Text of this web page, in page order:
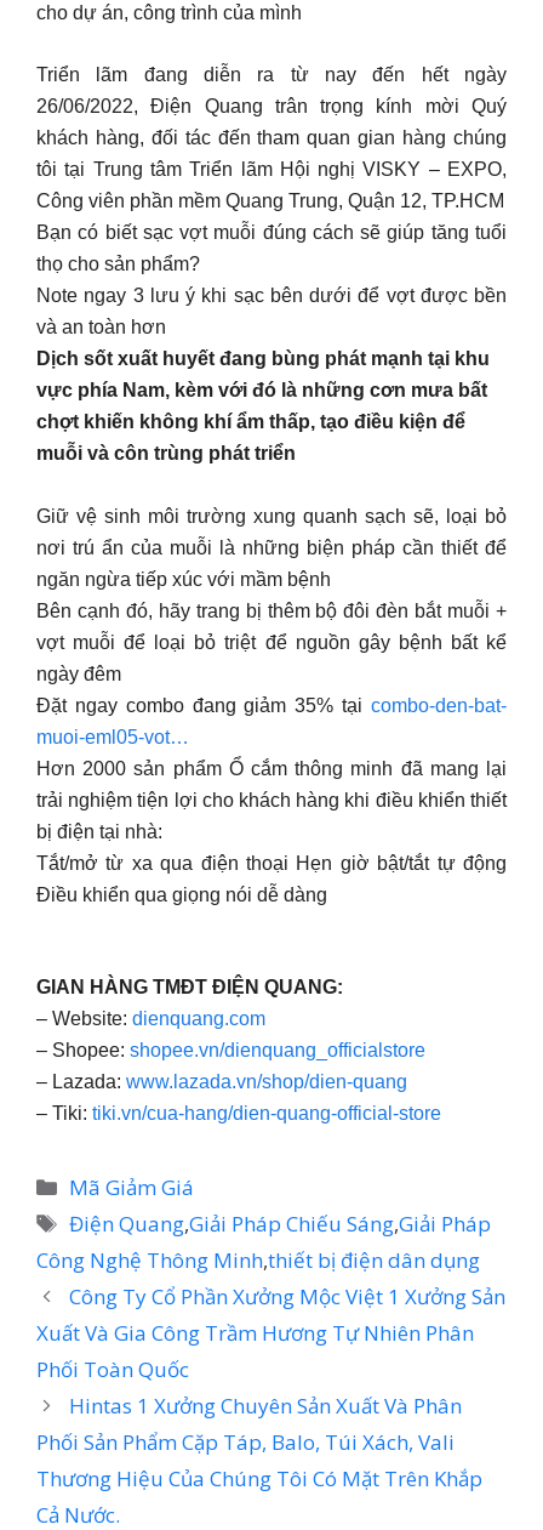
cho dự án, công trình của mình
Triển lãm đang diễn ra từ nay đến hết ngày
26/06/2022, Điện Quang trân trọng kính mời Quý
khách hàng, đối tác đến tham quan gian hàng chúng
tôi tại Trung tâm Triển lãm Hội nghị VISKY – EXPO,
Công viên phần mềm Quang Trung, Quận 12, TP.HCM
Bạn có biết sạc vợt muỗi đúng cách sẽ giúp tăng tuổi
thọ cho sản phẩm?
Note ngay 3 lưu ý khi sạc bên dưới để vợt được bền
và an toàn hơn
Dịch sốt xuất huyết đang bùng phát mạnh tại khu
vực phía Nam, kèm với đó là những cơn mưa bất
chợt khiến không khí ẩm thấp, tạo điều kiện để
muỗi và côn trùng phát triển
Giữ vệ sinh môi trường xung quanh sạch sẽ, loại bỏ
nơi trú ẩn của muỗi là những biện pháp cần thiết để
ngăn ngừa tiếp xúc với mầm bệnh
Bên cạnh đó, hãy trang bị thêm bộ đôi đèn bắt muỗi +
vợt muỗi để loại bỏ triệt để nguồn gây bệnh bất kể
ngày đêm
Đặt ngay combo đang giảm 35% tại combo-den-bat-
muoi-eml05-vot…
Hơn 2000 sản phẩm Ổ cắm thông minh đã mang lại
trải nghiệm tiện lợi cho khách hàng khi điều khiển thiết
bị điện tại nhà:
Tắt/mở từ xa qua điện thoại Hẹn giờ bật/tắt tự động
Điều khiển qua giọng nói dễ dàng
GIAN HÀNG TMĐT ĐIỆN QUANG:
– Website: dienquang.com
– Shopee: shopee.vn/dienquang_officialstore
– Lazada: www.lazada.vn/shop/dien-quang
– Tiki: tiki.vn/cua-hang/dien-quang-official-store
Danh
mục
Mã Giảm Giá
Thẻ
Điện Quang,Giải Pháp Chiếu Sáng,Giải Pháp
Công Nghệ Thông Minh,thiết bị điện dân dụng
Công Ty Cổ Phần Xưởng Mộc Việt 1 Xưởng Sản
Xuất Và Gia Công Trầm Hương Tự Nhiên Phân
Phối Toàn Quốc
Hintas 1 Xưởng Chuyên Sản Xuất Và Phân
Phối Sản Phẩm Cặp Táp, Balo, Túi Xách, Vali
Thương Hiệu Của Chúng Tôi Có Mặt Trên Khắp
Cả Nước.